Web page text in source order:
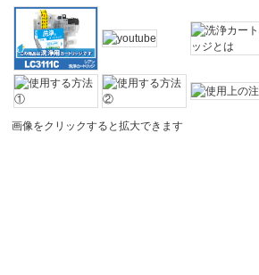
画像をクリックすると拡大できます